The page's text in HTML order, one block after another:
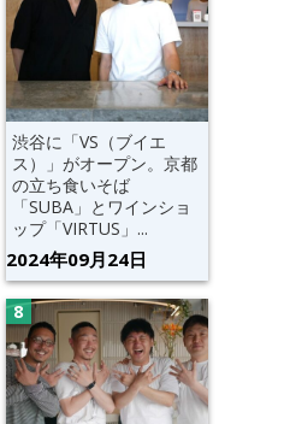
渋谷に「VS（ブイエ
ス）」がオープン。京都
の立ち食いそば
「SUBA」とワインショ
ップ「VIRTUS」...
2024年09月24日